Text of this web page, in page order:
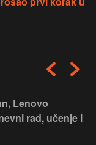
Lenovo
rad, učenje i